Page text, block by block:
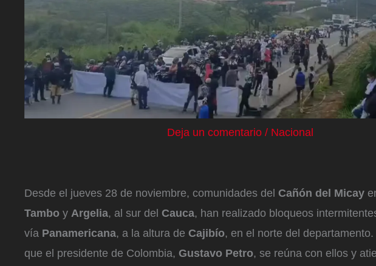
Deja un comentario / Nacional
Desde el jueves 28 de noviembre, comunidades del Cañón del Micay
Tambo y Argelia, al sur del Cauca, han realizado bloqueos
vía Panamericana, a la altura de Cajibío, en el norte del
que el presidente de Colombia, Gustavo Petro, se reúna con ellos y